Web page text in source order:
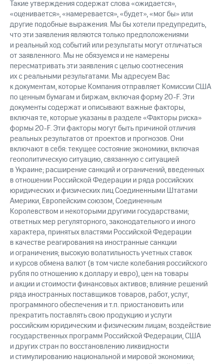
Такие утверждения содержат слова «ожидается»,
«оценивается», «намеревается», «будет», «мог бы» или
другие подобные выражения. Мы бы хотели предупредить,
что эти заявления являются только предположениями
и реальный ход событий или результаты могут отличаться
от заявленного. Мы не обязуемся и не намерены
пересматривать эти заявления с целью соотнесения
их с реальными результатами. Мы адресуем Вас
к документам, которые Компания отправляет Комиссии США
по ценным бумагам и биржам, включая форму 20-F. Эти
документы содержат и описывают важные факторы,
включая те, которые указаны в разделе «Факторы риска»
формы 20-F. Эти факторы могут быть причиной отличия
реальных результатов от проектов и прогнозов. Они
включают в себя: текущее состояние экономики, включая
геополитическую ситуацию, связанную с ситуацией
в Украине; расширение санкций и ограничений, введенных
в отношении Российской Федерации и ряда российских
юридических и физических лиц Соединенными Штатами
Америки, Европейским союзом, Соединенным
Королевством и некоторыми другими государствами;
ответных мер регуляторного, законодательного и иного
характера, принятых властями Российской Федерации
в качестве реагирования на иностранные санкции
и ограничения; высокую волатильность учетных ставок
и курсов обмена валют (в том числе колебания российского
рубля по отношению к доллару и евро), цен на товары
и акции и стоимости финансовых активов; влияние решений
ряда иностранных поставщиков товаров, работ, услуг,
программного обеспечения и т.п. приостановить или
прекратить поставлять свою продукцию и услуги
российским юридическим и физическим лицам; воздействие
государственных программ Российской Федерации, США
и других стран по восстановлению ликвидности
и стимулированию национальной и мировой экономики;